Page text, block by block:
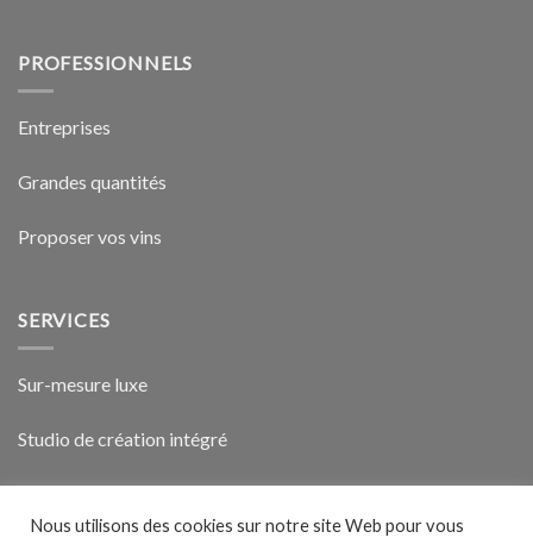
PROFESSIONNELS
Entreprises
Grandes quantités
Proposer vos vins
SERVICES
Sur-mesure luxe
Studio de création intégré
Vin-vidéo exclusive
Nous utilisons des cookies sur notre site Web pour vous